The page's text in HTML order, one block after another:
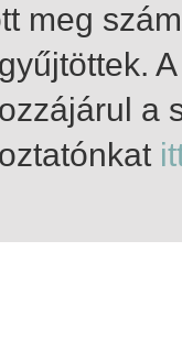
meg
a